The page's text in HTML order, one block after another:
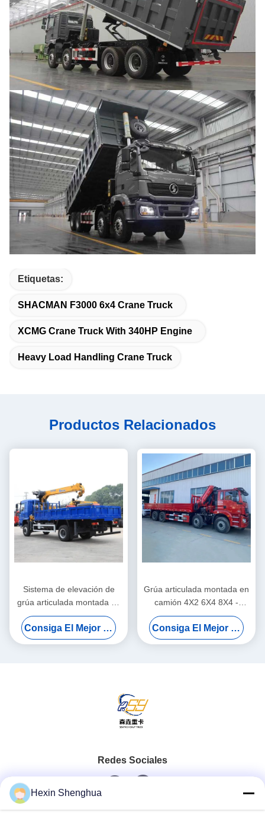
Etiquetas:
SHACMAN F3000 6x4 Crane Truck
XCMG Crane Truck With 340HP Engine
Heavy Load Handling Crane Truck
Productos Relacionados
Sistema de elevación de
grúa articulada montada en
camión con pluma recta
hidráulica derecha de 7
toneladas
Consiga El Mejor Precio
Grúa articulada montada en
camión 4X2 6X4 8X4 -
Camión grúa de plataforma
de 2 a 220 toneladasConsiga El Mejor Precio
Redes Sociales
Contacto Rápido
Hexin Shenghua